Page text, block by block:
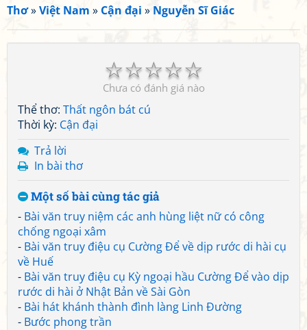
Thơ»Việt Nam » Cận đại » Nguyễn Sĩ Giác
☆
☆
☆
☆
☆
Chưa có đánh giá nào
Thể thơ: Thất ngôn bát cú
Thời kỳ: Cận đại
Trả lời
In bài thơ
Một số bài cùng tác giả
- Bài văn truy niệm các anh hùng liệt nữ có công
chống ngoại xâm
- Bài văn truy điệu cụ Cường Để về dịp rước di hài cụ
về Huế
- Bài văn truy điệu cụ Kỳ ngoại hầu Cường Để vào dịp
rước di hài ở Nhật Bản về Sài Gòn
- Bài hát khánh thành đình làng Linh Đường
- Bước phong trần